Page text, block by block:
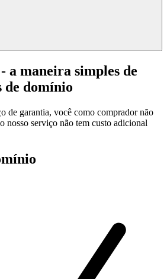
a maneira simples de
de domínio
de garantia, você como comprador não
nosso serviço não tem custo adicional